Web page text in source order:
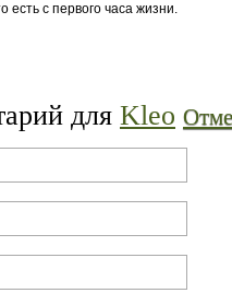
есть с первого часа жизни.
для Kleo